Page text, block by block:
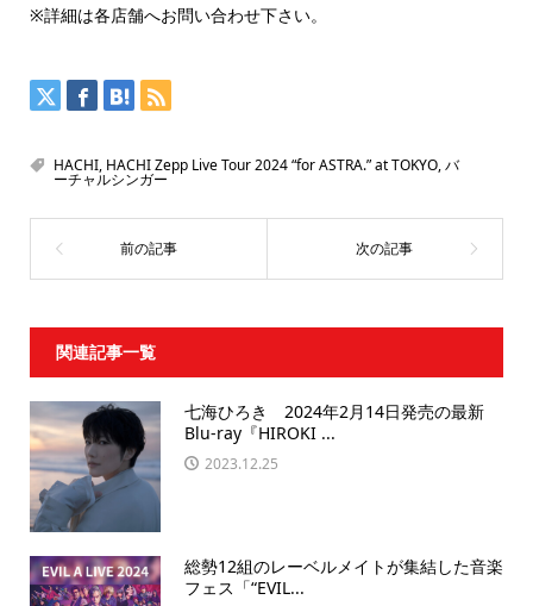
※詳細は各店舗へお問い合わせ下さい。
HACHI, HACHI Zepp Live Tour 2024 “for ASTRA.” at TOKYO,バ
ーチャルシンガー
関連記事一覧
七海ひろき 2024年2月14日発売の最新
Blu-ray『HIROKI ...
2023.12.25
総勢12組のレーベルメイトが集結した音楽
フェス「“EVIL...